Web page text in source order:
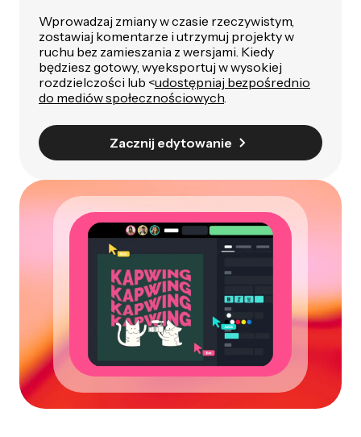
Wprowadzaj zmiany w czasie rzeczywistym,
zostawiaj komentarze i utrzymuj projekty w
ruchu bez zamieszania z wersjami. Kiedy
będziesz gotowy, wyeksportuj w wysokiej
rozdzielczości lub <udostępniaj bezpośrednio
do mediów społecznościowych.
Zacznij edytowanie